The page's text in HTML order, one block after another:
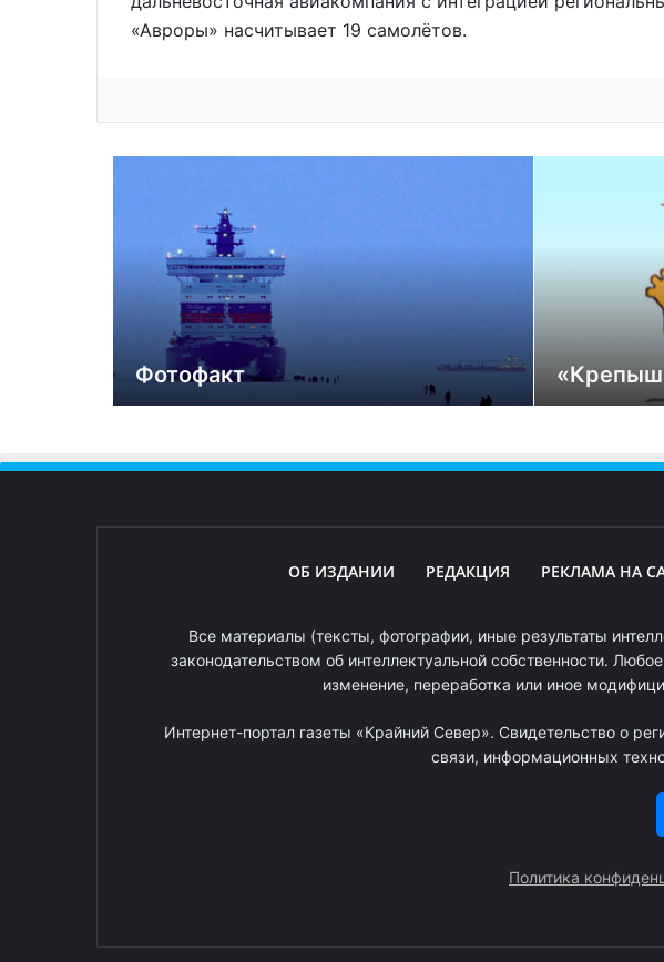
«Авроры» насчитывает 19 самолётов.
Фотофакт
ОБ ИЗДАНИИ РЕДАКЦИЯ РЕКЛАМА НА
Все материалы (тексты, фотографии, иные результаты
законодательством об интеллектуальной собственности.
изменение, переработка или иное
Интернет-портал газеты «Крайний Север». Свидетельство о
связи, информационных
Политика